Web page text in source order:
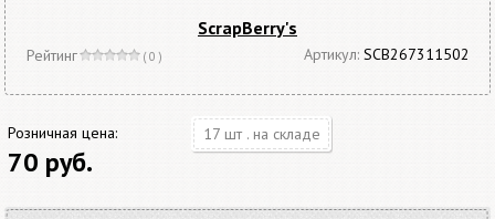
ScrapBerry's
Рейтинг ( 0 ) Артикул: SCB267311502
Розничная цена:
70 руб.
17 шт . на складе